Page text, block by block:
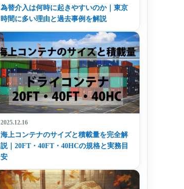
為替介入は何時に起きやすいのか｜東京
時間に多い理由と過去事例を解説
2025.12.16
海上コンテナのサイズと積載量を完全解
説｜20FT・40FT・40HCの規格と実務目
安